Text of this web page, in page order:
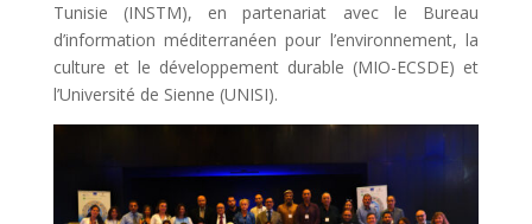
Tunisie (INSTM), en partenariat avec le Bureau
d’information méditerranéen pour l’environnement, la
culture et le développement durable (MIO-ECSDE) et
l’Université de Sienne (UNISI).